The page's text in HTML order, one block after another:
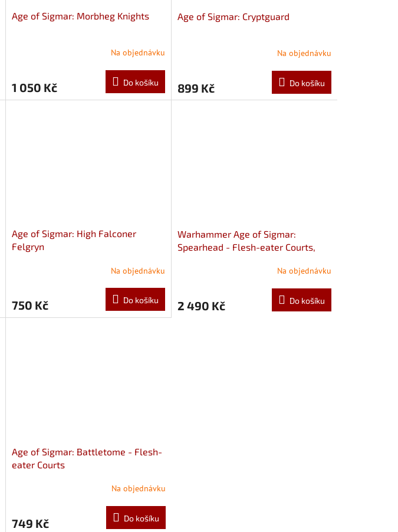
Age of Sigmar: Morbheg Knights
Na objednávku
1 050 Kč Do košíku
Age of Sigmar: Cryptguard
Na objednávku
899 Kč Do košíku
Age of Sigmar: High Falconer
Felgryn
Na objednávku
750 Kč Do košíku
Warhammer Age of Sigmar:
Spearhead - Flesh-eater Courts,
Na objednávku
2 490 Kč Do košíku
Age of Sigmar: Battletome - Flesh-
eater Courts
Na objednávku
749 Kč Do košíku